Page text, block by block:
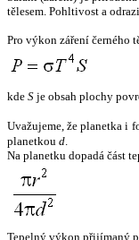
tělesem. Pohltivost a
Pro výkon záření černého
kde S je obsah plochy
Uvažujeme, že planetka i
planetkou d.
Na planetku dopadá část
Tepelný výkon přijímaný